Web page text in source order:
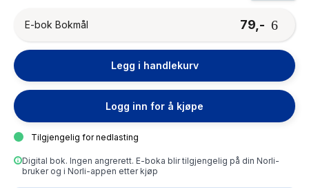
E-bok Bokmål 79,-
Legg i handlekurv
Logg inn for å kjøpe
Tilgjengelig for nedlasting
Digital bok. Ingen angrerett. E-boka blir tilgjengelig på din Norli-
bruker og i Norli-appen etter kjøp